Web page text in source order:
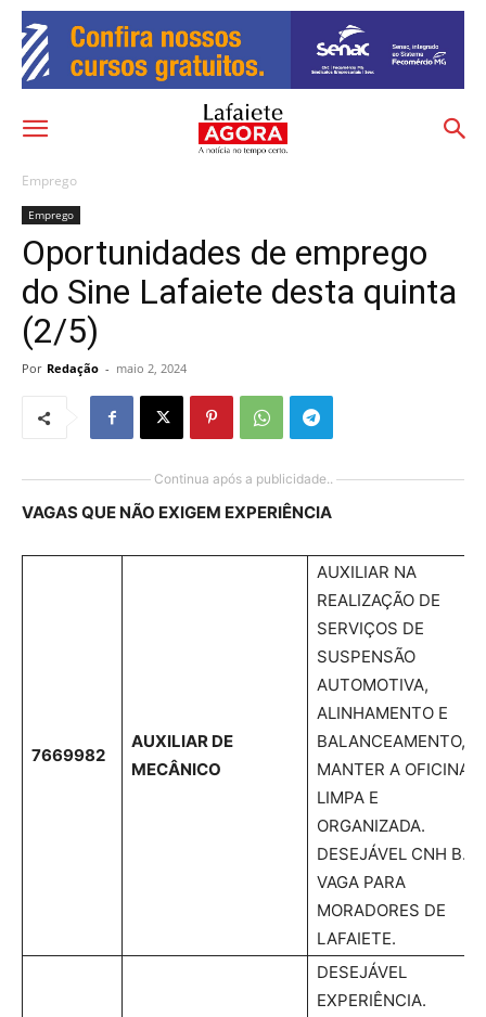
Emprego
Emprego
Oportunidades de emprego
do Sine Lafaiete desta quinta
(2/5)
Por Redação - maio 2, 2024
Continua após a publicidade..
VAGAS QUE NÃO EXIGEM EXPERIÊNCIA
7669982
AUXILIAR DE
MECÂNICO
AUXILIAR NA
REALIZAÇÃO DE
SERVIÇOS DE
SUSPENSÃO
AUTOMOTIVA,
ALINHAMENTO E
BALANCEAMENTO,
MANTER A OFICINA
LIMPA E
ORGANIZADA.
DESEJÁVEL CNH B.
VAGA PARA
MORADORES DE
LAFAIETE.
DESEJÁVEL
EXPERIÊNCIA.